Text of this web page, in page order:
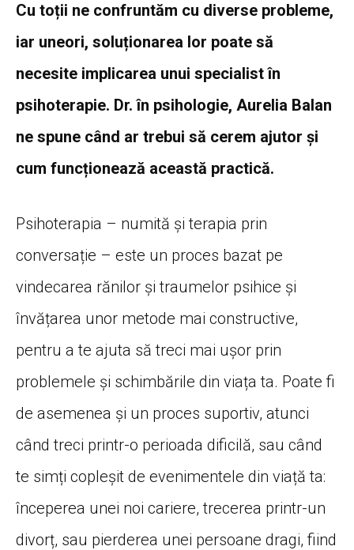
Cu toții ne confruntăm cu diverse probleme,
iar uneori, soluționarea lor poate să
necesite implicarea unui specialist în
psihoterapie. Dr. în psihologie, Aurelia Balan
ne spune când ar trebui să cerem ajutor și
cum funcționează această practică.
Psihoterapia – numită și terapia prin
conversație – este un proces bazat pe
vindecarea rănilor și traumelor psihice și
învățarea unor metode mai constructive,
pentru a te ajuta să treci mai ușor prin
problemele și schimbările din viața ta. Poate fi
de asemenea și un proces suportiv, atunci
când treci printr-o perioada dificilă, sau când
te simți copleșit de evenimentele din viață ta:
începerea unei noi cariere, trecerea printr-un
divorț, sau pierderea unei persoane dragi, fiind